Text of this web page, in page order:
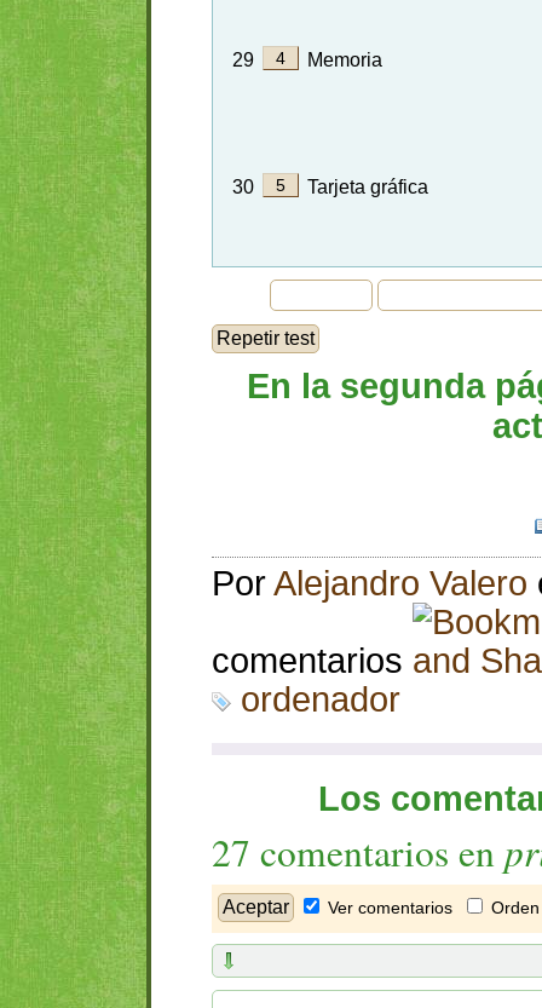
29 Memoria
30 Tarjeta gráfica
En la segunda
PorAlejandro Valero
comentarios
ordenador
Los
27 comentarios en
Ver comentarios